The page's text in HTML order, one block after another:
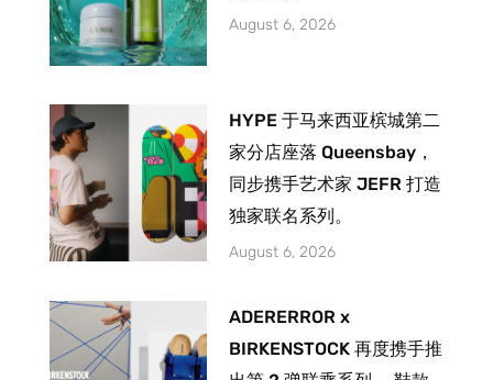
August 6, 2026
HYPE 于马来西亚槟城第二
家分店座落 Queensbay，
同步携手艺术家 JEFR 打造
独家联名系列。
August 6, 2026
ADERERROR x
BIRKENSTOCK 再度携手推